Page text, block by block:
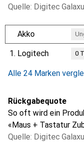
Quelle: Digitec
Akko
1. Logitech 0
Alle 24 Marken
Rückgabequote
So oft wird ein
«Maus + Tastatur
Quelle: Digitec